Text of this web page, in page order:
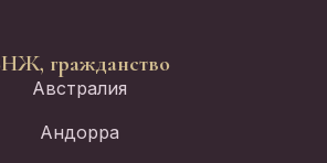
гражданство
Австралия
Андорра